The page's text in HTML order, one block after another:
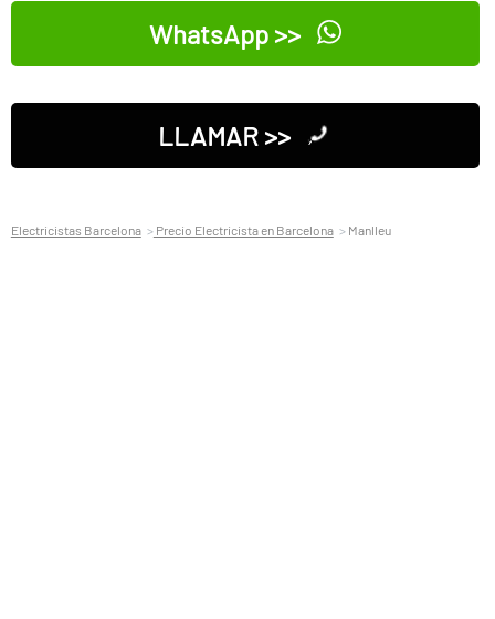
WhatsApp >>
LLAMAR >>
Electricistas Barcelona Precio Electricista en Barcelona Manlleu